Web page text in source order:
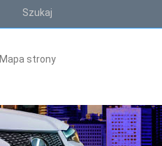
Szukaj
Mapa strony